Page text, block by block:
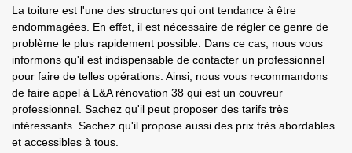
La toiture est l'une des structures qui ont tendance à être
endommagées. En effet, il est nécessaire de régler ce genre de
problème le plus rapidement possible. Dans ce cas, nous vous
informons qu'il est indispensable de contacter un professionnel
pour faire de telles opérations. Ainsi, nous vous recommandons
de faire appel à L&A rénovation 38 qui est un couvreur
professionnel. Sachez qu'il peut proposer des tarifs très
intéressants. Sachez qu'il propose aussi des prix très abordables
et accessibles à tous.